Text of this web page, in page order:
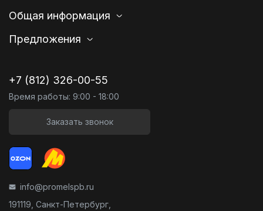
Общая информация
Предложения
+7 (812) 326-00-55
Время работы: 9:00 - 18:00
Заказать звонок
info@promelspb.ru
191119, Санкт-Петербург,